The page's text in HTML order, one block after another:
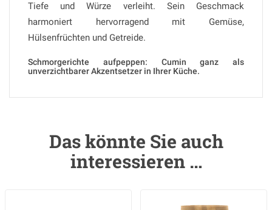
Tiefe und Würze verleiht. Sein Geschmack
harmoniert hervorragend mit Gemüse,
Hülsenfrüchten und Getreide.
Schmorgerichte aufpeppen: Cumin ganz als
unverzichtbarer Akzentsetzer in Ihrer Küche.
Das könnte Sie auch
interessieren …